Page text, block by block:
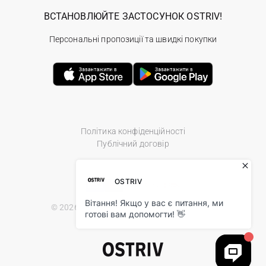
Політика конфіденційності
Публічний договір
© 2026 Ostriv.ua Store. All Rights Reserved.
ВСТАНОВЛЮЙТЕ ЗАСТОСУНОК OSTRIV!
Персональні пропозиції та швидкі покупки